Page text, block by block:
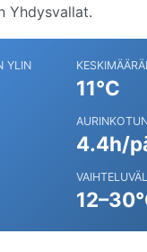
Yhdysvallat.
YLIN
11°C
4.4h/